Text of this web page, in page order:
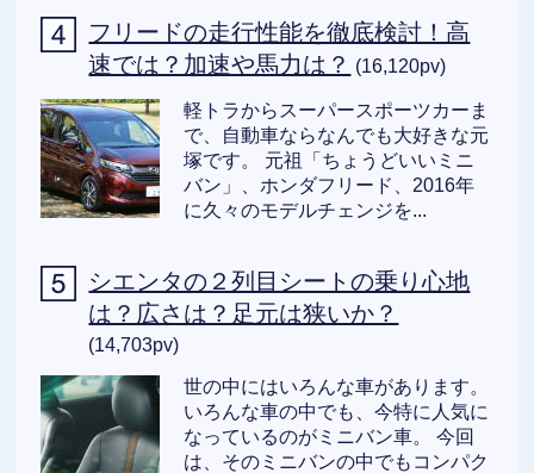
フリードの走行性能を徹底検討！高
速では？加速や馬力は？ (16,120pv)
軽トラからスーパースポーツカーま
で、自動車ならなんでも大好きな元
塚です。 元祖「ちょうどいいミニ
バン」、ホンダフリード、2016年
に久々のモデルチェンジを...
シエンタの２列目シートの乗り心地
は？広さは？足元は狭いか？
(14,703pv)
世の中にはいろんな車があります。
いろんな車の中でも、今特に人気に
なっているのがミニバン車。 今回
は、そのミニバンの中でもコンパク